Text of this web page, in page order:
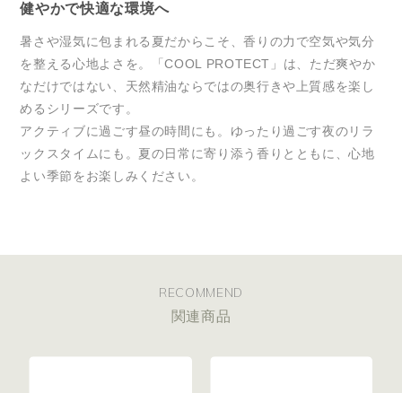
健やかで快適な環境へ
暑さや湿気に包まれる夏だからこそ、香りの力で空気や気分
を整える心地よさを。「COOL PROTECT」は、ただ爽やか
なだけではない、天然精油ならではの奥行きや上質感を楽し
めるシリーズです。
アクティブに過ごす昼の時間にも。ゆったり過ごす夜のリラ
ックスタイムにも。夏の日常に寄り添う香りとともに、心地
よい季節をお楽しみください。
RECOMMEND
関連商品